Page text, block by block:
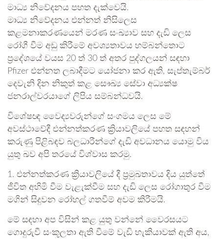
මාධ්‍ය නිවේදනය පහත දැක්වෙයි.
මාධ්‍ය නිවේදනය එන්නත් නිසිලෙස
කළමනාකරණයෙන් මරණ සංඛ්‍යාව සහ දැඩි ලෙස
රෝගී වීම අඩු කිරීමේ අවශ්‍යතාවය හම්බන්තොට
ප්‍රදේශයේ වයස 20 ත් 30 ත් අතර පුද්ගලයන් සඳහා
Pfizer එන්නත ලබාදීමට යෝජනා කර ඇති, සැප්තැම්බර්
දෙවැනි දින නිකුත් කළ සෞඛ්‍ය සේවා අධ්‍යක්ෂ
ජනරාල්වරයාගේ ලිපිය සම්බන්ධවයි.
විශේෂඥ වෛද්‍යවරුන්ගේ සංගමය ලෙස මේ
අවස්ථාවේදී එන්නත්කරණ ක්‍රියාවලියේ පහත සඳහන්
කරුණු පිළිබඳව බලධාරීන්ගේ දැඩි අවධානය යොමු විය
යුතු ඛව අපි තරයේ විශ්වාස කරමු.
1. එන්නත්කරණ ක්‍රියාවලියේ දී ප්‍රමුඛතාවය දිය යුත්තේ
ජීවිත අහිමි වීම වැළැක්වීම සහ දැඩි ලෙස රෝගාතුර වීම
මගින් සිදුවන රෝහල් ගතවීම් අවම කිරීමයි.
මේ සඳහා අප විසින් කළ යුතු වන්නේ වෛරසයට
ගොදුරුවී සංකූලතා ඇති වීමේ වැඩි හැකියාවක් ඇති අය,